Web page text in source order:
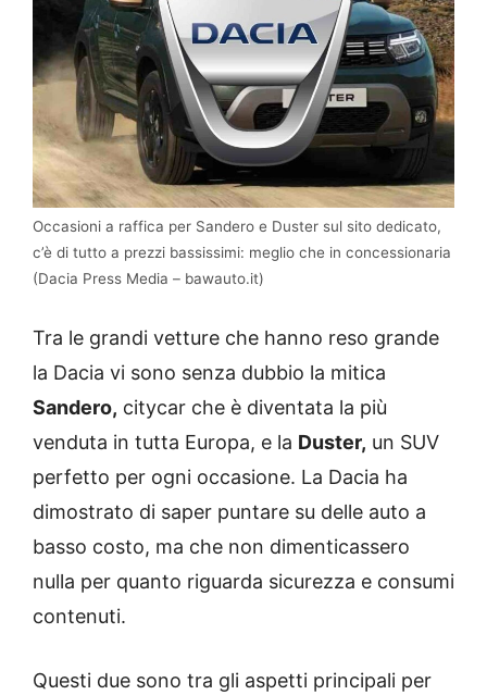
Occasioni a raffica per Sandero e Duster sul sito dedicato,
c’è di tutto a prezzi bassissimi: meglio che in concessionaria
(Dacia Press Media – bawauto.it)
Tra le grandi vetture che hanno reso grande
la Dacia vi sono senza dubbio la mitica
Sandero, citycar che è diventata la più
venduta in tutta Europa, e la Duster, un SUV
perfetto per ogni occasione. La Dacia ha
dimostrato di saper puntare su delle auto a
basso costo, ma che non dimenticassero
nulla per quanto riguarda sicurezza e consumi
contenuti.
Questi due sono tra gli aspetti principali per